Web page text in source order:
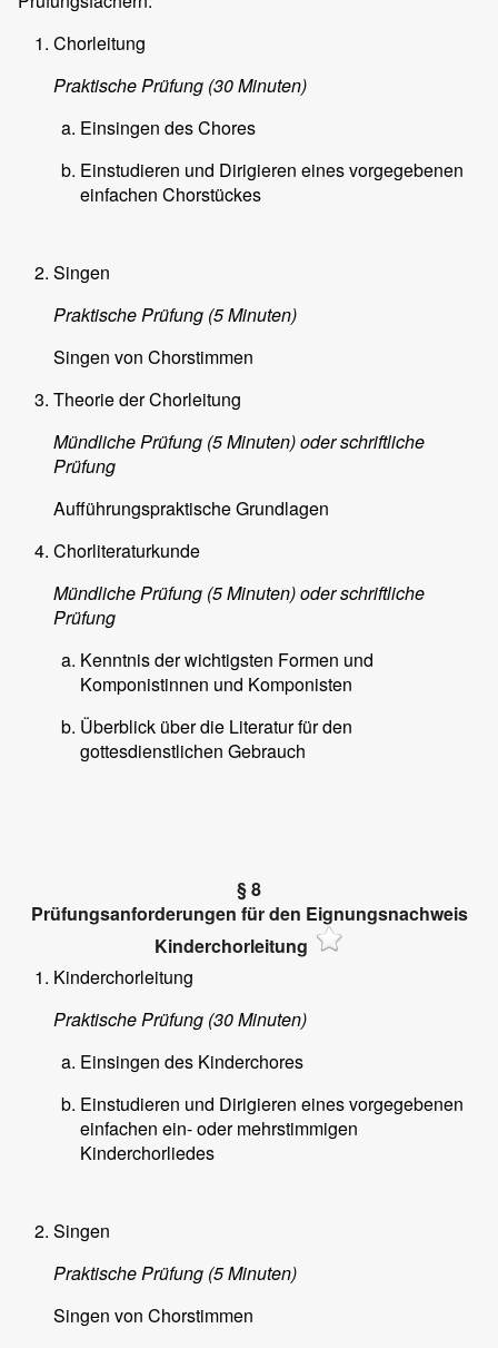
Chorleitung
Praktische Prüfung (30 Minuten)
Einsingen des Chores
Einstudieren und Dirigieren eines vorgegebenen
einfachen Chorstückes
Singen
Praktische Prüfung (5 Minuten)
Singen von Chorstimmen
Theorie der Chorleitung
Mündliche Prüfung (5 Minuten) oder schriftliche
Prüfung
Aufführungspraktische Grundlagen
Chorliteraturkunde
Mündliche Prüfung (5 Minuten) oder schriftliche
Prüfung
Kenntnis der wichtigsten Formen und
Komponistinnen und Komponisten
Überblick über die Literatur für den
gottesdienstlichen Gebrauch
§ 8
Prüfungsanforderungen für den Eignungsnachweis
Kinderchorleitung
Kinderchorleitung
Praktische Prüfung (30 Minuten)
Einsingen des Kinderchores
Einstudieren und Dirigieren eines vorgegebenen
einfachen ein- oder mehrstimmigen
Kinderchorliedes
Singen
Praktische Prüfung (5 Minuten)
Singen von Chorstimmen